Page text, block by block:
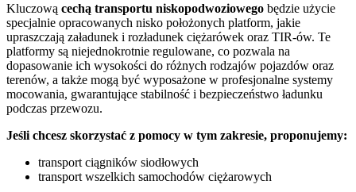
Kluczową cechą transportu niskopodwoziowego będzie użycie
specjalnie opracowanych nisko położonych platform, jakie
upraszczają załadunek i rozładunek ciężarówek oraz TIR-ów. Te
platformy są niejednokrotnie regulowane, co pozwala na
dopasowanie ich wysokości do różnych rodzajów pojazdów oraz
terenów, a także mogą być wyposażone w profesjonalne systemy
mocowania, gwarantujące stabilność i bezpieczeństwo ładunku
podczas przewozu.
Jeśli chcesz skorzystać z pomocy w tym zakresie, proponujemy:
transport ciągników siodłowych
transport wszelkich samochodów ciężarowych